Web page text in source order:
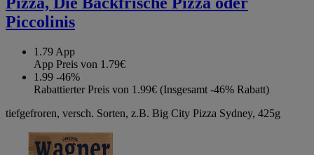
Piccolinis
1.79 App
App Preis von 1.79€
1.99 -46%
Rabattierter Preis von 1.99€ (Insgesamt -46% Rabatt)
tiefgefroren, versch. Sorten, z.B. Big City Pizza Sydney, 425g